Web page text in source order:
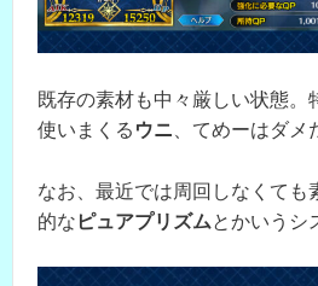
既存の素材も中々厳しい状態。
使いまくる ウニ 、てめーはダメ
なお、最近では周回しなくても
的な ピュアプリズムとかいうシ